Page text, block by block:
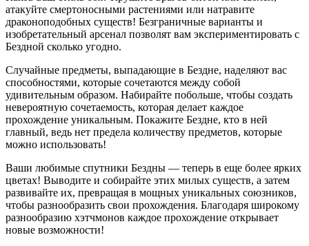
атакуйте смертоносными растениями или натравите
драконоподобных существ! Безграничные варианты и
изобретательный арсенал позволят вам экспериментировать с
Бездной сколько угодно.
Случайные предметы, выпадающие в Бездне, наделяют вас
способностями, которые сочетаются между собой
удивительным образом. Набирайте побольше, чтобы создать
невероятную сочетаемость, которая делает каждое
прохождение уникальным. Покажите Бездне, кто в ней
главный, ведь нет предела количеству предметов, которые
можно использовать!
Ваши любимые спутники Бездны — теперь в еще более ярких
цветах! Выводите и собирайте этих милых существ, а затем
развивайте их, превращая в мощных уникальных союзников,
чтобы разнообразить свои прохождения. Благодаря широкому
разнообразию хэтчмонов каждое прохождение открывает
новые возможности!